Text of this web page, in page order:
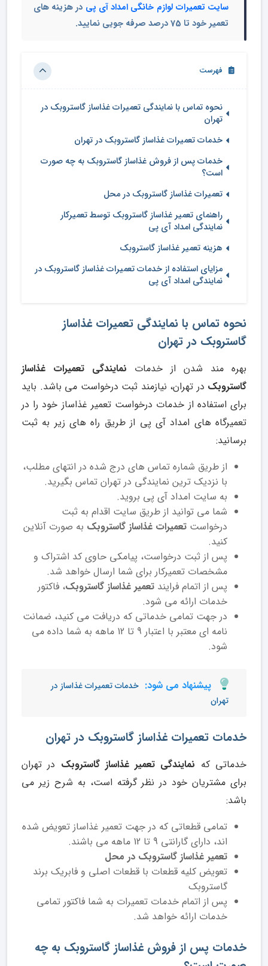
سایت تعمیرات لوازم خانگی امداد آی پی در هزینه های
تعمیر خود تا 75 درصد صرفه جویی نمایید.
فهرست
نحوه تماس با نمایندگی تعمیرات غذاساز گاستروبک در
تهران
خدمات تعمیرات غذاساز گاستروبک در تهران
خدمات پس از فروش غذاساز گاستروبک به چه صورت
است؟
تعمیرات غذاساز گاستروبک در محل
راهنمای تعمیر غذاساز گاستروبک توسط تعمیرکار
نمایندگی امداد آی پی
هزینه تعمیر غذاساز گاستروبک
مزایای استفاده از خدمات تعمیرات غذاساز گاستروبک در
نمایندگی امداد آی پی
نحوه تماس با نمایندگی تعمیرات غذاساز
گاستروبک در تهران
بهره مند شدن از خدمات نمایندگی تعمیرات غذاساز
گاستروبک در تهران، نیازمند ثبت درخواست می باشد. باید
برای استفاده از خدمات درخواست تعمیر غذاساز خود را در
تعمیرگاه های امداد آی پی از طریق راه های زیر به ثبت
برسانید:
از طریق شماره تماس های درج شده در انتهای مطلب،
با نزدیک ترین نمایندگی در تهران تماس بگیرید.
به سایت امداد آی پی بروید.
شما می توانید از طریق سایت اقدام به ثبت
درخواست تعمیرات غذاساز گاستروبک به صورت آنلاین
کنید.
پس از ثبت درخواست، پیامکی حاوی کد اشتراک و
مشخصات تعمیرکار برای شما ارسال خواهد شد.
پس از اتمام فرایند تعمیر غذاساز گاستروبک، فاکتور
خدمات ارائه می شود.
در جهت تمامی خدماتی که دریافت می کنید، ضمانت
نامه ای معتبر با اعتبار 9 تا 12 ماهه به شما داده می
شود.
پیشنهاد می شود: خدمات تعمیرات غذاساز در
تهران
خدمات تعمیرات غذاساز گاستروبک در تهران
خدماتی که نمایندگی تعمیر غذاساز گاستروبک در تهران
برای مشتریان خود در نظر گرفته است، به شرح زیر می
باشد:
تمامی قطعاتی که در جهت تعمیر غذاساز تعویض شده
اند، دارای گارانتی 9 تا 12 ماهه می باشند.
تعمیر غذاساز گاستروبک در محل
تعویض کلیه قطعات با قطعات اصلی و فابریک برند
گاستروبک
پس از اتمام خدمات تعمیرات به شما فاکتور تمامی
خدمات ارائه خواهد شد.
خدمات پس از فروش غذاساز گاستروبک به چه